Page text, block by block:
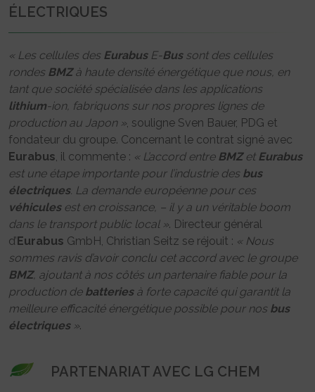
ÉLECTRIQUES
« Les cellules des EurabusE-Bussont des cellules
rondes BMZà haute densité énergétique que nous, en
tant que société spécialisée dans les applications
lithium-ion, fabriquons sur nos propres lignes de
production au Japon », souligne Sven Bauer, PDG et
fondateur du groupe. Concernant le contrat signé avec
Eurabus, il commente : « L’accord entre BMZet Eurabus
est une étape importante pour l’industrie des bus
électriques. La demande européenne pour ces
véhiculesest en croissance, – il y a un véritable boom
dans le transport public local ». Directeur général
d’Eurabus GmbH, Christian Seitz se réjouit : « Nous
sommes ravis d’avoir conclu cet accord avec le groupe
BMZ, ajoutant à nos côtés un partenaire fiable pour la
production de batteriesà forte capacité qui garantit la
meilleure efficacité énergétique possible pour nos bus
électriques».
PARTENARIAT AVEC LG CHEM